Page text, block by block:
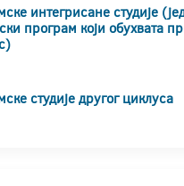
интегрисане студије
програм који обухвата
студије другог циклуса